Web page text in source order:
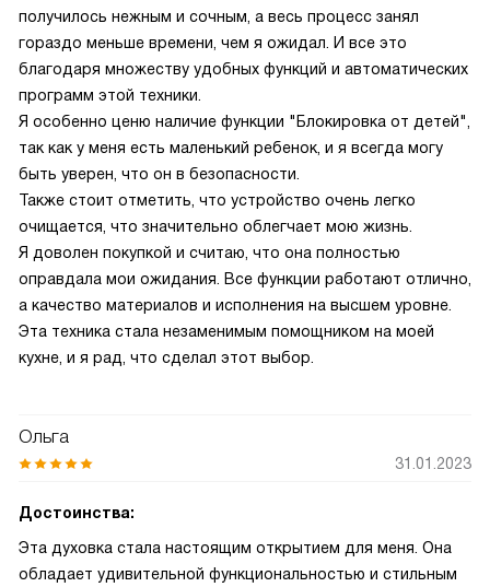
получилось нежным и сочным, а весь процесс занял
гораздо меньше времени, чем я ожидал. И все это
благодаря множеству удобных функций и автоматических
программ этой техники.
Я особенно ценю наличие функции "Блокировка от детей",
так как у меня есть маленький ребенок, и я всегда могу
быть уверен, что он в безопасности.
Также стоит отметить, что устройство очень легко
очищается, что значительно облегчает мою жизнь.
Я доволен покупкой и считаю, что она полностью
оправдала мои ожидания. Все функции работают отлично,
а качество материалов и исполнения на высшем уровне.
Эта техника стала незаменимым помощником на моей
кухне, и я рад, что сделал этот выбор.
Ольга
31.01.2023
Достоинства:
Эта духовка стала настоящим открытием для меня. Она
обладает удивительной функциональностью и стильным